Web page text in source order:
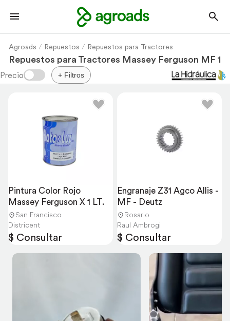
Agroads Repuestos Repuestos para Tractores
Repuestos para Tractores Massey Ferguson MF
+ Filtros
Pintura Color Rojo
Massey Ferguson X 1 LT.
San Francisco
Districent
$ Consultar
Engranaje Z31 Agco Allis -
MF - Deutz
Rosario
Raul Ambrogi
$ Consultar